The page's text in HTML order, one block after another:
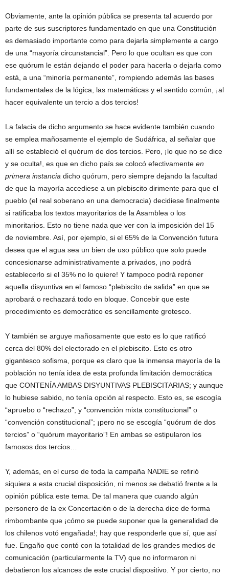
Obviamente, ante la opinión pública se presenta tal acuerdo por
parte de sus suscriptores fundamentado en que una Constitución
es demasiado importante como para dejarla simplemente a cargo
de una “mayoría circunstancial”. Pero lo que ocultan es que con
ese quórum le están dejando el poder para hacerla o dejarla como
está, a una “minoría permanente”, rompiendo además las bases
fundamentales de la lógica, las matemáticas y el sentido común, ¡al
hacer equivalente un tercio a dos tercios!
La falacia de dicho argumento se hace evidente también cuando
se emplea mañosamente el ejemplo de Sudáfrica, al señalar que
allí se estableció el quórum de dos tercios. Pero, ¡lo que no se dice
y se oculta!, es que en dicho país se colocó efectivamente en
primera instancia dicho quórum, pero siempre dejando la facultad
de que la mayoría accediese a un plebiscito dirimente para que el
pueblo (el real soberano en una democracia) decidiese finalmente
si ratificaba los textos mayoritarios de la Asamblea o los
minoritarios. Esto no tiene nada que ver con la imposición del 15
de noviembre. Así, por ejemplo, si el 65% de la Convención futura
desea que el agua sea un bien de uso público que solo puede
concesionarse administrativamente a privados, ¡no podrá
establecerlo si el 35% no lo quiere! Y tampoco podrá reponer
aquella disyuntiva en el famoso “plebiscito de salida” en que se
aprobará o rechazará todo en bloque. Concebir que este
procedimiento es democrático es sencillamente grotesco.
Y también se arguye mañosamente que esto es lo que ratificó
cerca del 80% del electorado en el plebiscito. Esto es otro
gigantesco sofisma, porque es claro que la inmensa mayoría de la
población no tenía idea de esta profunda limitación democrática
que CONTENÍA AMBAS DISYUNTIVAS PLEBISCITARIAS; y aunque
lo hubiese sabido, no tenía opción al respecto. Esto es, se escogía
“apruebo o “rechazo”; y “convención mixta constitucional” o
“convención constitucional”; ¡pero no se escogía “quórum de dos
tercios” o “quórum mayoritario”! En ambas se estipularon los
famosos dos tercios…
Y, además, en el curso de toda la campaña NADIE se refirió
siquiera a esta crucial disposición, ni menos se debatió frente a la
opinión pública este tema. De tal manera que cuando algún
personero de la ex Concertación o de la derecha dice de forma
rimbombante que ¡cómo se puede suponer que la generalidad de
los chilenos votó engañada!; hay que responderle que sí, que así
fue. Engaño que contó con la totalidad de los grandes medios de
comunicación (particularmente la TV) que no informaron ni
debatieron los alcances de este crucial dispositivo. Y por cierto, no